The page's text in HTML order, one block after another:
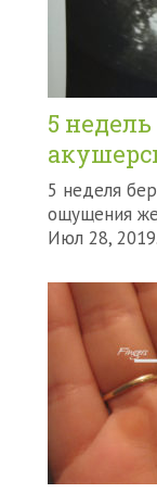
5
5 неделя
ощущения
Июл 28,